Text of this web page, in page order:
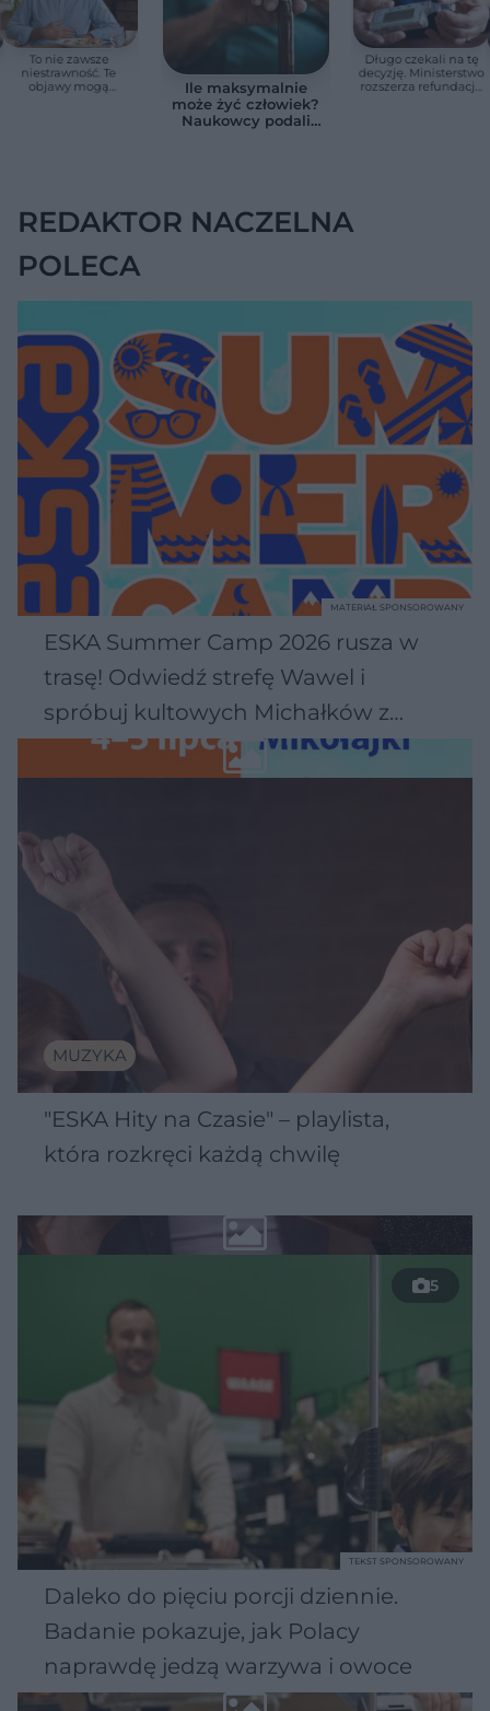
To nie zawsze
niestrawność. Te
objawy mogą
Ile maksymalnie
może żyć człowiek?
Naukowcy podali
Długo czekali na tę
decyzję. Ministerstwo
rozszerza refundację
REDAKTOR NACZELNA
POLECA
ESKA Summer Camp 2026 rusza w
trasę! Odwiedź strefę Wawel i
spróbuj kultowych Michałków z
Wawelu
MATERIAŁ SPONSOROWANY
MUZYKA
"ESKA Hity na Czasie" – playlista,
która rozkręci każdą chwilę
5
Daleko do pięciu porcji dziennie.
Badanie pokazuje, jak Polacy
naprawdę jedzą warzywa i owoce
TEKST SPONSOROWANY